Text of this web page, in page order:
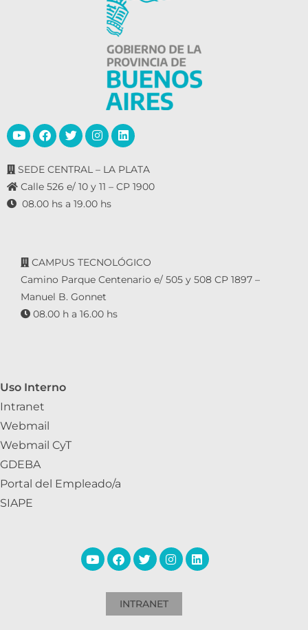
SEDE CENTRAL – LA PLATA
Calle 526 e/ 10 y 11 – CP 1900
08.00 hs a 19.00 hs
CAMPUS TECNOLÓGICO
Camino Parque Centenario e/ 505 y 508 CP 1897 –
Manuel B. Gonnet
08.00 h a 16.00 hs
Uso Interno
Intranet
Webmail
Webmail CyT
GDEBA
Portal del Empleado/a
SIAPE
INTRANET